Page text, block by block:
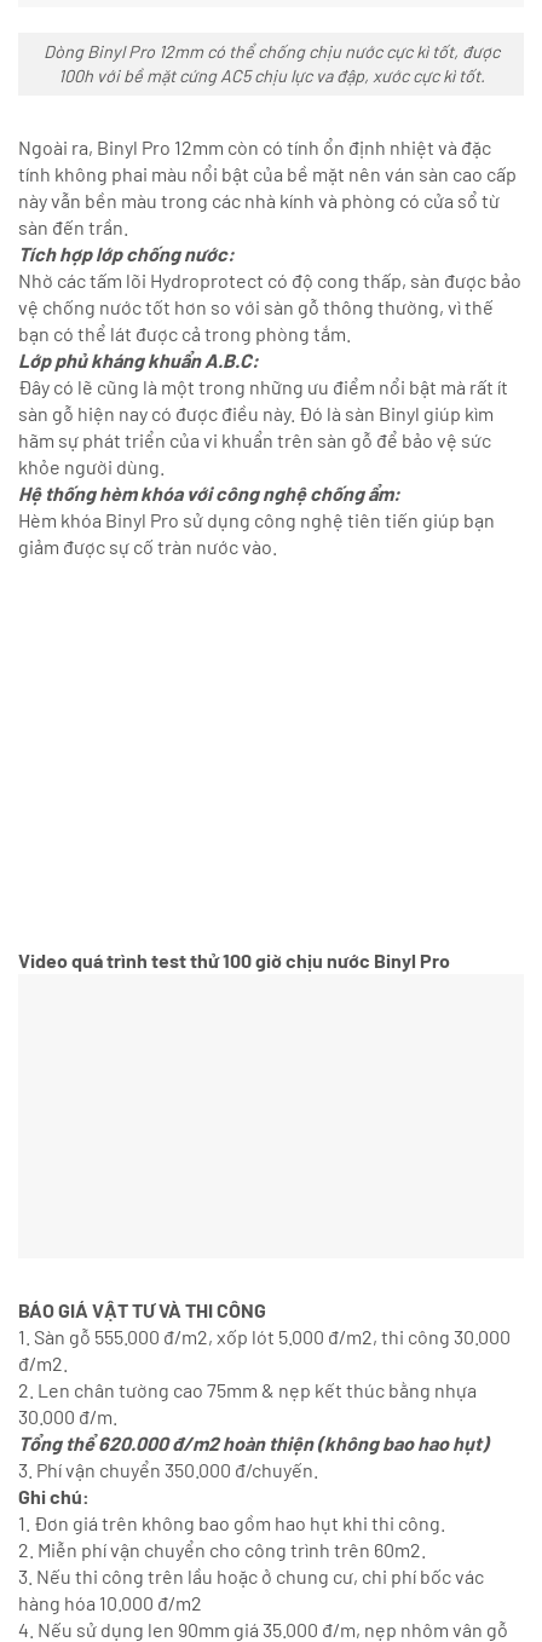
Dòng Binyl Pro 12mm có thể chống chịu nước cực kì tốt, được
100h với bề mặt cứng AC5 chịu lực va đập, xước cực kì tốt.
Ngoài ra, Binyl Pro 12mm còn có tính ổn định nhiệt và đặc
tính không phai màu nổi bật của bề mặt nên ván sàn cao cấp
này vẫn bền màu trong các nhà kính và phòng có cửa sổ từ
sàn đến trần.
Tích hợp lớp chống nước:
Nhờ các tấm lõi Hydroprotect có độ cong thấp, sàn được bảo
vệ chống nước tốt hơn so với sàn gỗ thông thường, vì thế
bạn có thể lát được cả trong phòng tắm.
Lớp phủ kháng khuẩn A.B.C:
Đây có lẽ cũng là một trong những ưu điểm nổi bật mà rất ít
sàn gỗ hiện nay có được điều này. Đó là sàn Binyl giúp kìm
hãm sự phát triển của vi khuẩn trên sàn gỗ để bảo vệ sức
khỏe người dùng.
Hệ thống hèm khóa với công nghệ chống ẩm:
Hèm khóa Binyl Pro sử dụng công nghệ tiên tiến giúp bạn
giảm được sự cố tràn nước vào.
Video quá trình test thử 100 giờ chịu nước Binyl Pro
BÁO GIÁ VẬT TƯ VÀ THI CÔNG
1. Sàn gỗ 555.000 đ/m2, xốp lót 5.000 đ/m2, thi công 30.000
đ/m2.
2. Len chân tường cao 75mm & nẹp kết thúc bằng nhựa
30.000 đ/m.
Tổng thể 620.000 đ/m2 hoàn thiện (không bao hao hụt)
3. Phí vận chuyển 350.000 đ/chuyến.
Ghi chú:
1. Đơn giá trên không bao gồm hao hụt khi thi công.
2. Miễn phí vận chuyển cho công trình trên 60m2.
3. Nếu thi công trên lầu hoặc ở chung cư, chi phí bốc vác
hàng hóa 10.000 đ/m2
4. Nếu sử dụng len 90mm giá 35.000 đ/m, nẹp nhôm vân gỗ